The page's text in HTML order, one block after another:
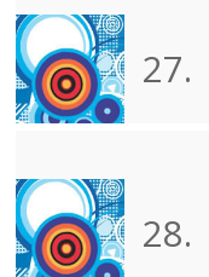
27.
28.